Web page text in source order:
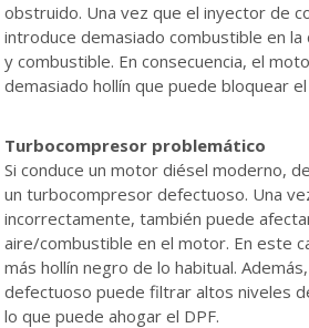
obstruido. Una vez que el inyector de
introduce demasiado combustible en la
y combustible. En consecuencia, el
demasiado hollín que puede bloquear
Turbocompresor problemático
Si conduce un motor diésel moderno,
un turbocompresor defectuoso. Una
incorrectamente, también puede
aire/combustible en el motor. En este
más hollín negro de lo habitual.
defectuoso puede filtrar altos niveles
lo que puede ahogar el DPF.